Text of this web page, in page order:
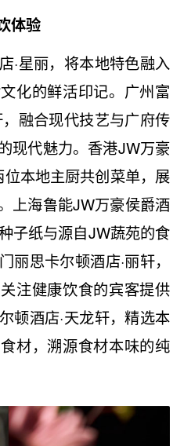
体验
·星丽，将本地特色融入
化的鲜活印记。广州富
融合现代技艺与广府传
现代魅力。香港JW万豪
本地主厨共创菜单，展
上海鲁能JW万豪侯爵酒
子纸与源自JW蔬苑的食
思卡尔顿酒店·丽轩，
注健康饮食的宾客提供
顿酒店·天龙轩，精选本
材，溯源食材本味的纯